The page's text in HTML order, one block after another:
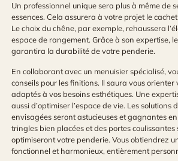
Un professionnel unique sera plus à même de
essences. Cela assurera à votre projet le
Le choix du chêne, par exemple, rehaussera
espace de rangement. Grâce à son expertise,
garantira la durabilité de votre penderie.
En collaborant avec un menuisier spécialisé,
conseils pour les finitions. Il saura vous
adaptés à vos besoins esthétiques. Une
aussi d’optimiser l’espace de vie. Les solutions
envisagées seront astucieuses et gagnantes en
tringles bien placées et des portes coulissantes
optimiseront votre penderie. Vous obtiendrez
fonctionnel et harmonieux, entièrement